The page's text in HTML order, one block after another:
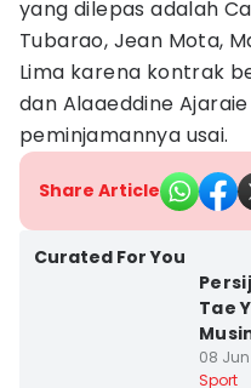
yang dilepas adalah
Tubarao, Jean Mota,
Lima karena kontrak
dan Alaaeddine
peminjamannya usai.
Share Article
Curated For You
Tae
08 Jun
Sport